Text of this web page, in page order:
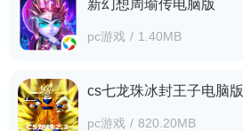
新幻想周瑜传电脑版
pc游戏 / 1.40MB
cs七龙珠冰封王子电脑版
pc游戏 / 820.20MB